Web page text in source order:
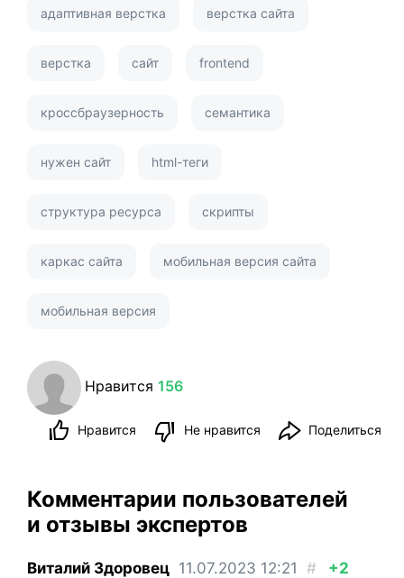
адаптивная верстка верстка сайта
верстка сайт frontend
кроссбраузерность семантика
нужен сайт html-теги
структура ресурса скрипты
каркас сайта мобильная версия сайта
мобильная версия
Нравится 156
Нравится Не нравится Поделиться
Комментарии пользователей
и отзывы экспертов
Виталий Здоровец 11.07.2023 12:21 # +2